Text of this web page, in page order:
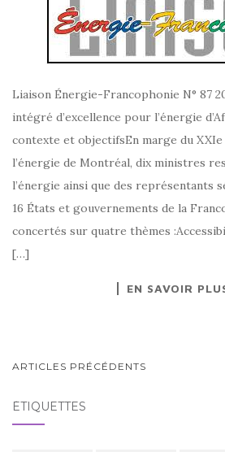
Liaison Énergie-Francophonie N° 87
intégré d’excellence pour l’énergie
contexte et objectifsEn marge du
l’énergie de Montréal, dix ministres
l’énergie ainsi que des représentants
16 États et gouvernements de la
concertés sur quatre thèmes
[…]
EN SAVOIR
NAVIGATION
SEIN
ARTICLES PRÉCÉDENTS
ÉTIQUETTES